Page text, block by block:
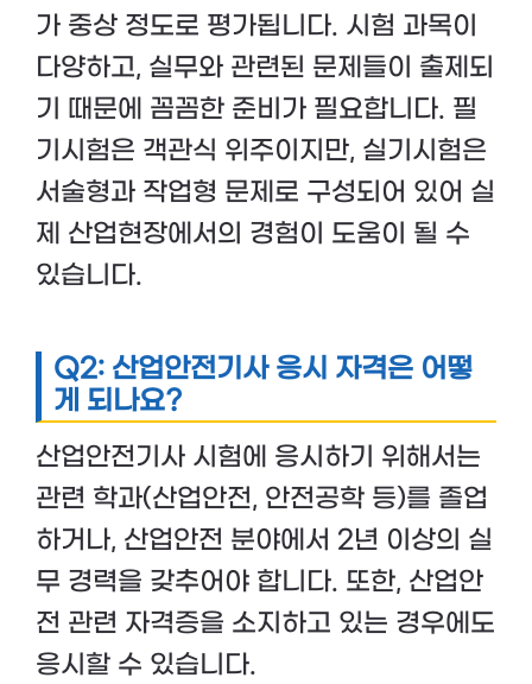
가 중상 정도로 평가됩니다. 시험 과목이
다양하고, 실무와 관련된 문제들이 출제되
기 때문에 꼼꼼한 준비가 필요합니다. 필
기시험은 객관식 위주이지만, 실기시험은
서술형과 작업형 문제로 구성되어 있어 실
제 산업현장에서의 경험이 도움이 될 수
있습니다.
Q2: 산업안전기사 응시 자격은 어떻
게 되나요?
산업안전기사 시험에 응시하기 위해서는
관련 학과(산업안전, 안전공학 등)를 졸업
하거나, 산업안전 분야에서 2년 이상의 실
무 경력을 갖추어야 합니다. 또한, 산업안
전 관련 자격증을 소지하고 있는 경우에도
응시할 수 있습니다.